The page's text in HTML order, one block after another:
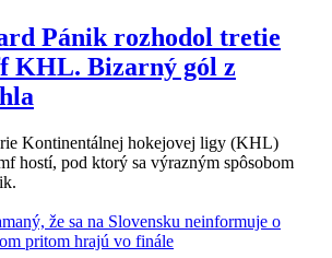
Pánik rozhodol tretie
KHL. Bizarný gól z
Kontinentálnej hokejovej ligy (KHL)
hostí, pod ktorý sa výrazným spôsobom